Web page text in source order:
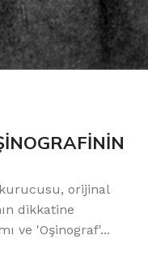
kurucusu, orijinal
dikkatine
ve 'Oşinograf'...